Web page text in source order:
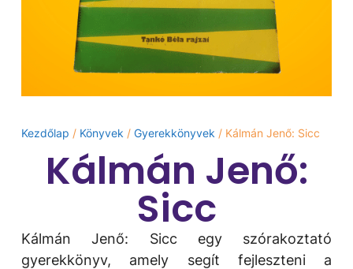
Kezdőlap / Könyvek / Gyerekkönyvek / Kálmán Jenő: Sicc
Kálmán Jenő:
Sicc
Kálmán Jenő: Sicc egy szórakoztató
gyerekkönyv, amely segít fejleszteni a